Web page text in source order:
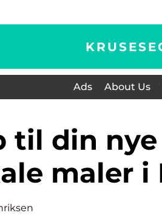
Ads About Us
maler i